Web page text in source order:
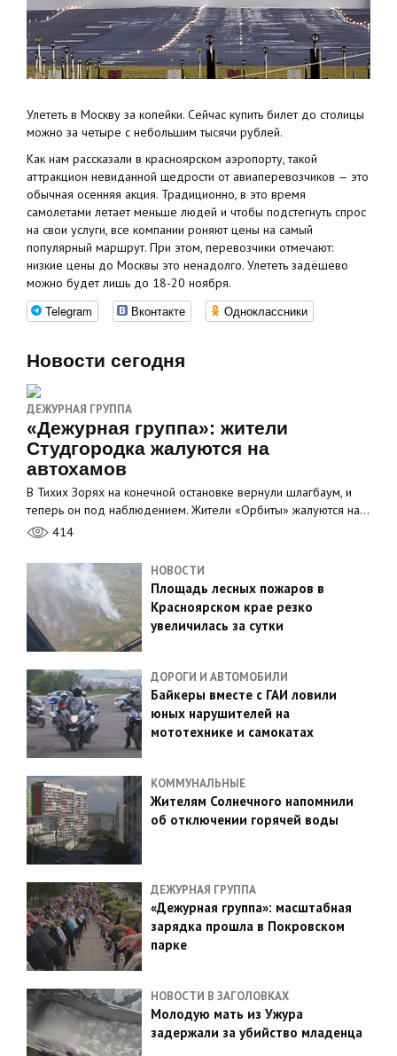
Улететь в Москву за копейки. Сейчас купить билет до столицы
можно за четыре с небольшим тысячи рублей.
Как нам рассказали в красноярском аэропорту, такой
аттракцион невиданной щедрости от авиаперевозчиков — это
обычная осенняя акция. Традиционно, в это время
самолетами летает меньше людей и чтобы подстегнуть спрос
на свои услуги, все компании роняют цены на самый
популярный маршрут. При этом, перевозчики отмечают:
низкие цены до Москвы это ненадолго. Улететь задёшево
можно будет лишь до 18-20 ноября.
Telegram Вконтакте Одноклассники
Новости сегодня
ДЕЖУРНАЯ ГРУППА
«Дежурная группа»: жители
Студгородка жалуются на
автохамов
В Тихих Зорях на конечной остановке вернули шлагбаум, и
теперь он под наблюдением. Жители «Орбиты» жалуются на…
414
НОВОСТИ
Площадь лесных пожаров в
Красноярском крае резко
увеличилась за сутки
ДОРОГИ И АВТОМОБИЛИ
Байкеры вместе с ГАИ ловили
юных нарушителей на
мототехнике и самокатах
КОММУНАЛЬНЫЕ
Жителям Солнечного напомнили
об отключении горячей воды
ДЕЖУРНАЯ ГРУППА
«Дежурная группа»: масштабная
зарядка прошла в Покровском
парке
НОВОСТИ В ЗАГОЛОВКАХ
Молодую мать из Ужура
задержали за убийство младенца